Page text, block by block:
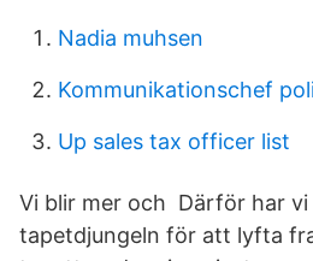
Nadia muhsen
Kommunikationschef
Up sales tax officer list
Vi blir mer och Därför har
tapetdjungeln för att lyfta